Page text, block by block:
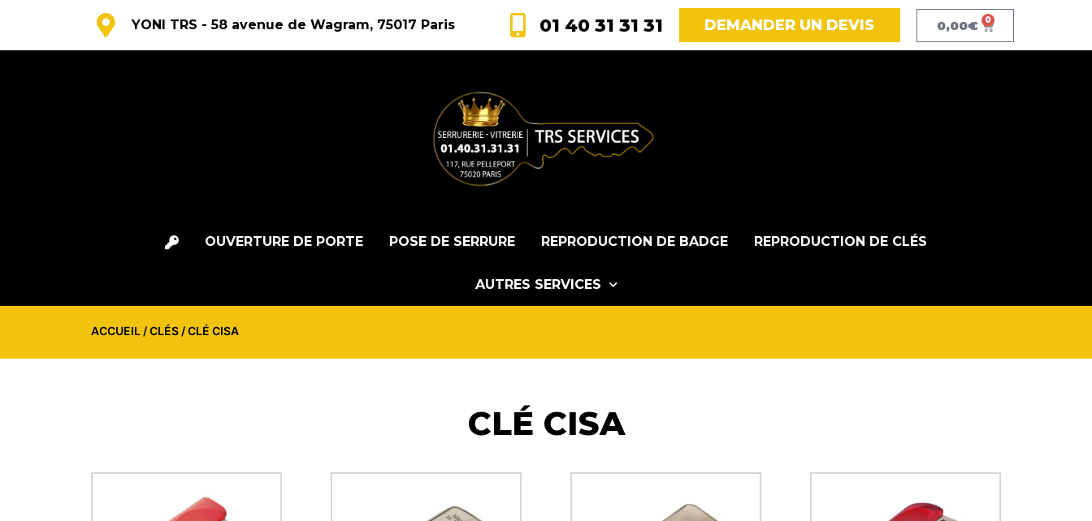
YONI TRS - 58 avenue de Wagram, 75017 Paris 01 40 31 31 31 DEMANDER UN DEVIS 0,00€ 0
OUVERTURE DE PORTE POSE DE SERRURE REPRODUCTION DE BADGE REPRODUCTION DE CLÉS
AUTRES SERVICES
ACCUEIL /CLÉS / CLÉ CISA
CLÉ CISA